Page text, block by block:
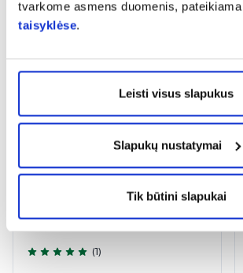
tvarkome asmens duomenis, pateikiama
taisyklėse.
Leisti visus slapukus
Slapukų nustatymai
Tik būtini slapukai
RINOPANTEINA nosies purškalas
Įvertinimas 5.0 iš 5
(1)